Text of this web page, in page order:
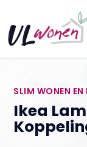
SLIM WONEN EN
Ikea